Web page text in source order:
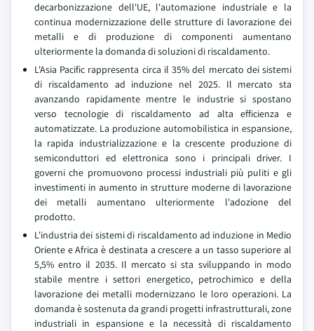
decarbonizzazione dell'UE, l'automazione industriale e la
continua modernizzazione delle strutture di lavorazione dei
metalli e di produzione di componenti aumentano
ulteriormente la domanda di soluzioni di riscaldamento.
L'Asia Pacific rappresenta circa il 35% del mercato dei sistemi
di riscaldamento ad induzione nel 2025. Il mercato sta
avanzando rapidamente mentre le industrie si spostano
verso tecnologie di riscaldamento ad alta efficienza e
automatizzate. La produzione automobilistica in espansione,
la rapida industrializzazione e la crescente produzione di
semiconduttori ed elettronica sono i principali driver. I
governi che promuovono processi industriali più puliti e gli
investimenti in aumento in strutture moderne di lavorazione
dei metalli aumentano ulteriormente l'adozione del
prodotto.
L'industria dei sistemi di riscaldamento ad induzione in Medio
Oriente e Africa è destinata a crescere a un tasso superiore al
5,5% entro il 2035. Il mercato si sta sviluppando in modo
stabile mentre i settori energetico, petrochimico e della
lavorazione dei metalli modernizzano le loro operazioni. La
domanda è sostenuta da grandi progetti infrastrutturali, zone
industriali in espansione e la necessità di riscaldamento